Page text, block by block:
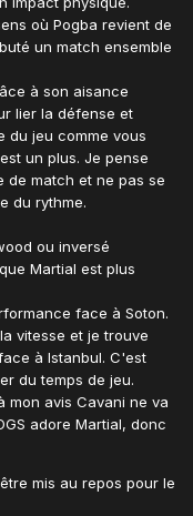
où Pogba revient de
un match ensemble
à son aisance
lier la défense et
du jeu comme vous
un plus. Je pense
de match et ne pas se
du rythme.
ou inversé
Martial est plus
face à Soton.
vitesse et je trouve
à Istanbul. C'est
du temps de jeu.
mon avis Cavani ne va
adore Martial, donc
mis au repos pour le